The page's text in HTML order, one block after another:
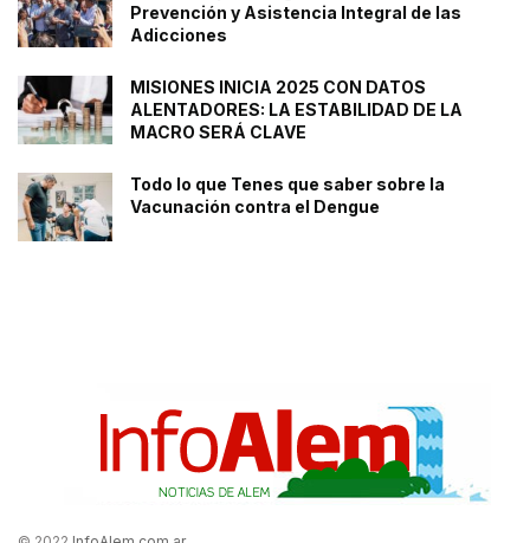
Prevención y Asistencia Integral de las
Adicciones
MISIONES INICIA 2025 CON DATOS
ALENTADORES: LA ESTABILIDAD DE LA
MACRO SERÁ CLAVE
Todo lo que Tenes que saber sobre la
Vacunación contra el Dengue